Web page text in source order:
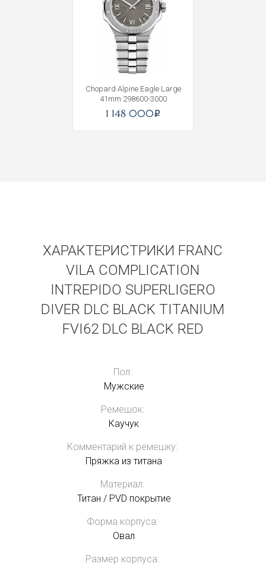
Chopard Alpine Eagle Large
41mm 298600-3000
1 148 000i
ХАРАКТЕРИСТРИКИ FRANC
VILA COMPLICATION
INTREPIDO SUPERLIGERO
DIVER DLC BLACK TITANIUM
FVI62 DLC BLACK RED
Пол:
Мужские
Ремешок:
Каучук
Комментарий к ремешку:
Пряжка из титана
Материал:
Титан / PVD покрытие
Форма корпуса:
Овал
Размер корпуса:
Получать на почту